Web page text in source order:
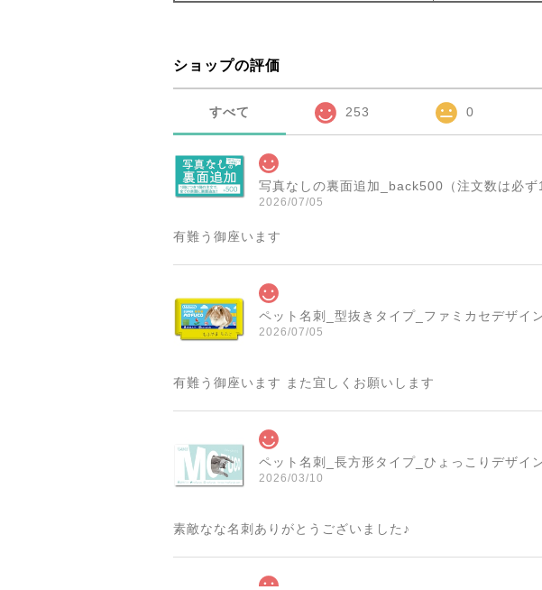
ショップの評価
すべて 253 0
写真なしの裏面追加_back500（注文数は必ず
2026/07/05
有難う御座います
ペット名刺_型抜きタイプ_ファミカセデザ
2026/07/05
有難う御座います また宜しくお願いします
ペット名刺_長方形タイプ_ひょっこりデザ
2026/03/10
素敵なな名刺ありがとうございました♪